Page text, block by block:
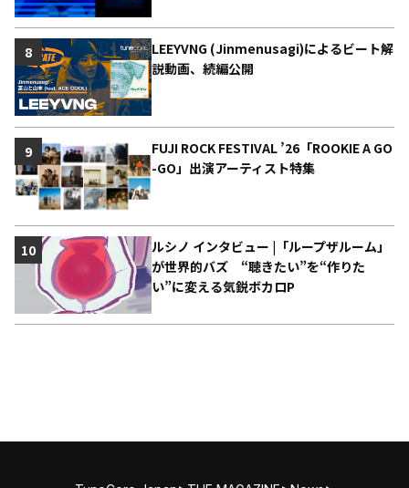
LEEYVNG (Jinmenusagi)によるビート解
説動画、続編公開
8
FUJI ROCK FESTIVAL ’26「ROOKIE A GO
-GO」出演アーティスト特集
9
ルシノ インタビュー |「ループザルーム」
が世界的バズ “聴きたい”を“作りた
い”に変える気鋭ボカロP
10